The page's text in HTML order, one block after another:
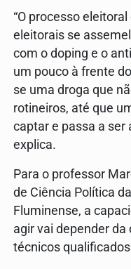
“O processo
eleitorais se
com o doping e o
um pouco à frente
se uma droga que
rotineiros, até que
captar e passa a ser
explica.
Para o professor
de Ciência Política
Fluminense, a
agir vai depender
técnicos